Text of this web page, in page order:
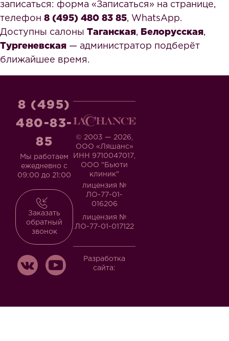
записаться: форма «Записаться» на странице,
телефон 8 (495) 480 83 85, WhatsApp.
Доступны салоны Таганская, Белорусская,
Тургеневская — администратор подберёт
ближайшее время.
© 2003 — 2026,
ООО «Ляшанс»
ИНН 9710047017,
ООО "Бьюти
клиник"
лицензия №
ЛО-77-01-
016206
лицензия №
ЛО-77-01-017122
Разработка
сайта:
8 (495)
480-83-
85
Мы работаем
ежедневно с
09:00 до 21:00
Заказать
обратный
звонок